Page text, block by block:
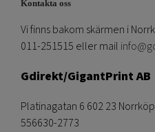
Kontakta oss
Vi finns bakom skärmen i
011-251515 eller mail
Gdirekt/GigantPrint AB
Platinagatan 6 602 23
556630-2773